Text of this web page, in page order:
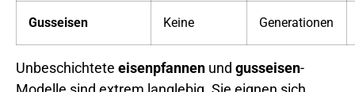
Gusseisen Keine Generationen
Unbeschichtete eisenpfannen und gusseisen-